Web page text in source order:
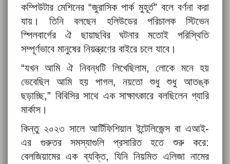
কম্পিউটার মেশিনের “জুরাসিক পার্ক মুহূর্ত” বলে বর্ণনা করা
যায়। তিনি বলছেন হলিউডের পরিচালক স্টিভেন
স্পিলবার্গের ঐ ছায়াছবির ঘটনার মতোই পরিস্থিতি
সম্পূর্ণভাবে মানুষের নিয়ন্ত্রণের বাইরে চলে যাবে।
“যখন আমি ঐ নিবন্ধটি লিখেছিলাম, লোকে মনে হয়
ভেবেছিল আমি হয় পাগল, নয়তো শুধু শুধু আতঙ্ক
ছড়াচ্ছি,” বিবিসির সাথে এক সাক্ষাৎকারে বলছিলেন গ্যারি
মার্কাস।
কিন্তু ২০২৩ সালে আর্টিফিশিয়াল ইন্টেলিজেন্স বা এআই-
এর গুরুতর সমস্যাগুলি প্রসারিত হতে শুরু করে:
বেলজিয়ামের এক ব্যক্তি, যিনি নিয়মিত এলিজা নামের